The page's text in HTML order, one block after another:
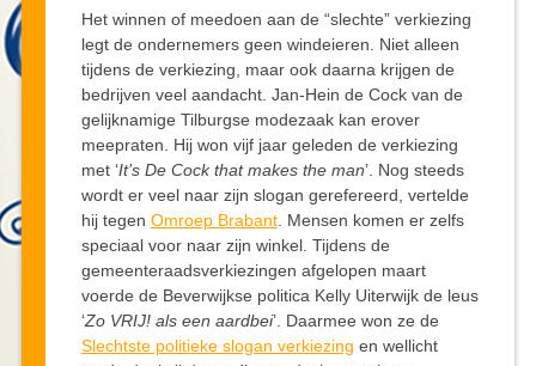
Het winnen of meedoen aan de “slechte” verkiezing
legt de ondernemers geen windeieren. Niet alleen
tijdens de verkiezing, maar ook daarna krijgen de
bedrijven veel aandacht. Jan-Hein de Cock van de
gelijknamige Tilburgse modezaak kan erover
meepraten. Hij won vijf jaar geleden de verkiezing
met ‘It’s De Cock that makes the man’. Nog steeds
wordt er veel naar zijn slogan gerefereerd, vertelde
hij tegen Omroep Brabant. Mensen komen er zelfs
speciaal voor naar zijn winkel. Tijdens de
gemeenteraadsverkiezingen afgelopen maart
voerde de Beverwijkse politica Kelly Uiterwijk de leus
‘Zo VRIJ! als een aardbei’. Daarmee won ze de
Slechtste politieke slogan verkiezing en wellicht